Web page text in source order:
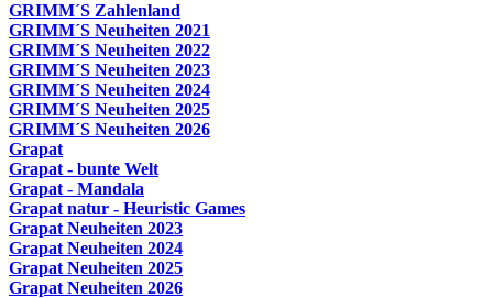
GRIMM´S Zahlenland
GRIMM´S Neuheiten 2021
GRIMM´S Neuheiten 2022
GRIMM´S Neuheiten 2023
GRIMM´S Neuheiten 2024
GRIMM´S Neuheiten 2025
GRIMM´S Neuheiten 2026
Grapat
Grapat - bunte Welt
Grapat - Mandala
Grapat natur - Heuristic Games
Grapat Neuheiten 2023
Grapat Neuheiten 2024
Grapat Neuheiten 2025
Grapat Neuheiten 2026